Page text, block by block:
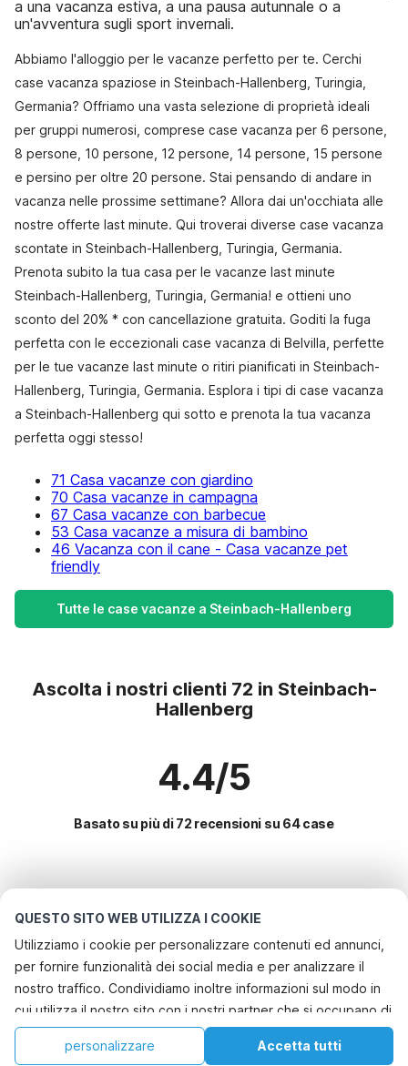
QUESTO SITO WEB UTILIZZA I COOKIE
Utilizziamo i cookie per personalizzare contenuti ed annunci,
per fornire funzionalità dei social media e per analizzare il
nostro traffico. Condividiamo inoltre informazioni sul modo in
cui utilizza il nostro sito con i nostri partner che si occupano di
analisi dei dati web, pubblicità e social media, i quali
potrebbero combinarle con altre informazioni che ha fornito
Accetta tutti
personalizzare
a una vacanza estiva, a una pausa autunnale o a
un'avventura sugli sport invernali.
Abbiamo l'alloggio per le vacanze perfetto per te. Cerchi
case vacanza spaziose in Steinbach-Hallenberg, Turingia,
Germania? Offriamo una vasta selezione di proprietà ideali
per gruppi numerosi, comprese case vacanza per 6 persone,
8 persone, 10 persone, 12 persone, 14 persone, 15 persone
e persino per oltre 20 persone. Stai pensando di andare in
vacanza nelle prossime settimane? Allora dai un'occhiata alle
nostre offerte last minute. Qui troverai diverse case vacanza
scontate in Steinbach-Hallenberg, Turingia, Germania.
Prenota subito la tua casa per le vacanze last minute
Steinbach-Hallenberg, Turingia, Germania! e ottieni uno
sconto del 20% * con cancellazione gratuita. Goditi la fuga
perfetta con le eccezionali case vacanza di Belvilla, perfette
per le tue vacanze last minute o ritiri pianificati in Steinbach-
Hallenberg, Turingia, Germania. Esplora i tipi di case vacanza
a Steinbach-Hallenberg qui sotto e prenota la tua vacanza
perfetta oggi stesso!
71 Casa vacanze con giardino
70 Casa vacanze in campagna
67 Casa vacanze con barbecue
53 Casa vacanze a misura di bambino
46 Vacanza con il cane - Casa vacanze pet
friendly
Tutte le case vacanze a Steinbach-Hallenberg
Ascolta i nostri clienti 72 in Steinbach-
Hallenberg
4.4/5
Basato su più di 72 recensioni su 64 case
vacanze
Città con i migliori servizi per le vacanze
Vacanza con il cane - Casa vacanze pet friendly neustadtharz
Vacanza con il cane - Casa vacanze pet friendly nordhausen
Casa vacanze con giardino schwenda
Servizi più popolari per le vacanze in Steinbach-
hallenberg
Casa vacanze con giardino
Città più popolari per le vacanze in Turingia